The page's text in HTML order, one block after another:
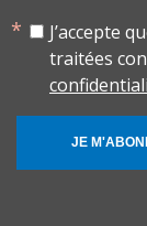
J’accepte
traitées
JE